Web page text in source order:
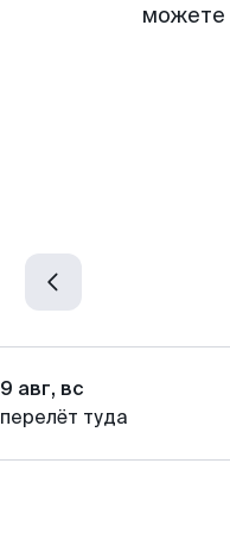
можете
9 авг, вс
перелёт туда